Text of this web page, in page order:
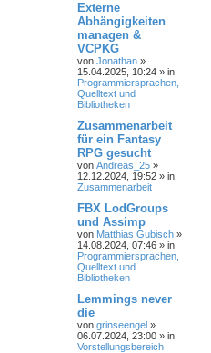
Externe
Abhängigkeiten
managen &
VCPKG
von Jonathan »
15.04.2025, 10:24 » in
Programmiersprachen,
Quelltext und
Bibliotheken
Zusammenarbeit
für ein Fantasy
RPG gesucht
von Andreas_25 »
12.12.2024, 19:52 » in
Zusammenarbeit
FBX LodGroups
und Assimp
von Matthias Gubisch »
14.08.2024, 07:46 » in
Programmiersprachen,
Quelltext und
Bibliotheken
Lemmings never
die
von grinseengel »
06.07.2024, 23:00 » in
Vorstellungsbereich